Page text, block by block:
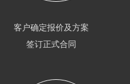
客户确定报价及方案
签订正式合同